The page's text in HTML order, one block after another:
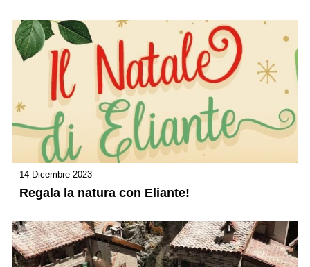
14 Dicembre 2023
Regala la natura con Eliante!